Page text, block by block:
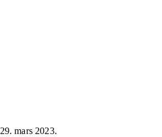
29. mars 2023.